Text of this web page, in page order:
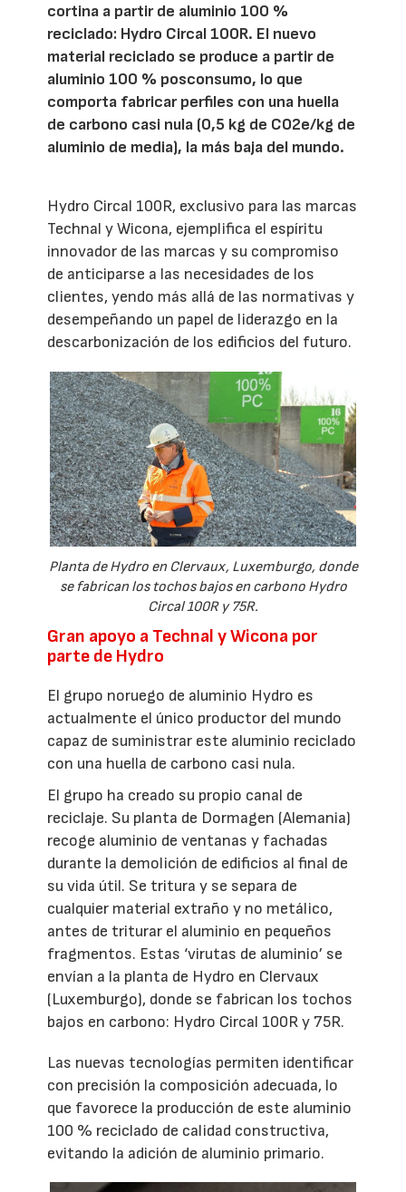
cortina a partir de aluminio 100 %
reciclado: Hydro Circal 100R. El nuevo
material reciclado se produce a partir de
aluminio 100 % posconsumo, lo que
comporta fabricar perfiles con una huella
de carbono casi nula (0,5 kg de CO2e/kg de
aluminio de media), la más baja del mundo.
Hydro Circal 100R, exclusivo para las marcas
Technal y Wicona, ejemplifica el espíritu
innovador de las marcas y su compromiso
de anticiparse a las necesidades de los
clientes, yendo más allá de las normativas y
desempeñando un papel de liderazgo en la
descarbonización de los edificios del futuro.
Planta de Hydro en Clervaux, Luxemburgo, donde
se fabrican los tochos bajos en carbono Hydro
Circal 100R y 75R.
Gran apoyo a Technal y Wicona por
parte de Hydro
El grupo noruego de aluminio Hydro es
actualmente el único productor del mundo
capaz de suministrar este aluminio reciclado
con una huella de carbono casi nula.
El grupo ha creado su propio canal de
reciclaje. Su planta de Dormagen (Alemania)
recoge aluminio de ventanas y fachadas
durante la demolición de edificios al final de
su vida útil. Se tritura y se separa de
cualquier material extraño y no metálico,
antes de triturar el aluminio en pequeños
fragmentos. Estas ‘virutas de aluminio’ se
envían a la planta de Hydro en Clervaux
(Luxemburgo), donde se fabrican los tochos
bajos en carbono: Hydro Circal 100R y 75R.
Las nuevas tecnologías permiten identificar
con precisión la composición adecuada, lo
que favorece la producción de este aluminio
100 % reciclado de calidad constructiva,
evitando la adición de aluminio primario.